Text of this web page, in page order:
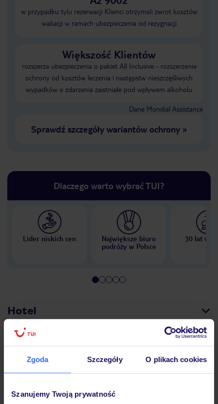
Zgoda Szczegóły O plikach cookies
Szanujemy Twoją prywatność
w przypadku tylu rezerwacji Klienci otrzymali zwrot kosztów
wakacji w ramach ubezpieczenia od rezygnacji
Większość Klientów
rozszerza ubezpieczenia o pakiet All Inclusive - rozszerzenie
ochrony od kosztów leczenia i następstw nieszczęśliwych
wypadków o zdarzenia zaistniałe pod wpływem alkoholu
Dane Mondial Assistance
Sprawdź szczegóły wariantów ochrony»
Dlaczego warto wybrać TUI?
Lider niskich cen
Największe biuro
podróży w Polsce
30 lat w
Hotel
Opinie